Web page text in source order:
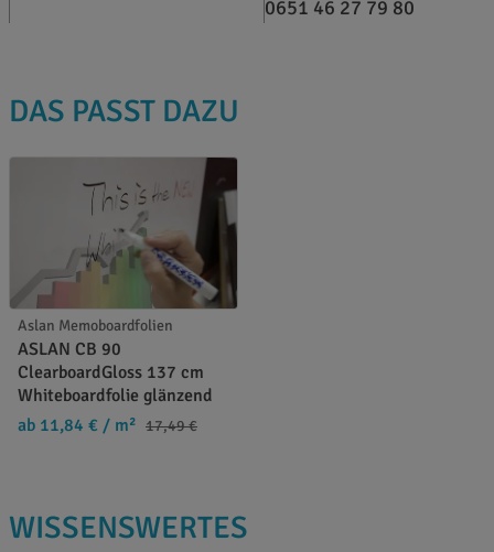
0651 46 27 79 80
DAS PASST DAZU
Aslan Memoboardfolien
ASLAN CB 90
ClearboardGloss 137 cm
Whiteboardfolie glänzend
ab 11,84 € / m² 17,49 €
WISSENSWERTES